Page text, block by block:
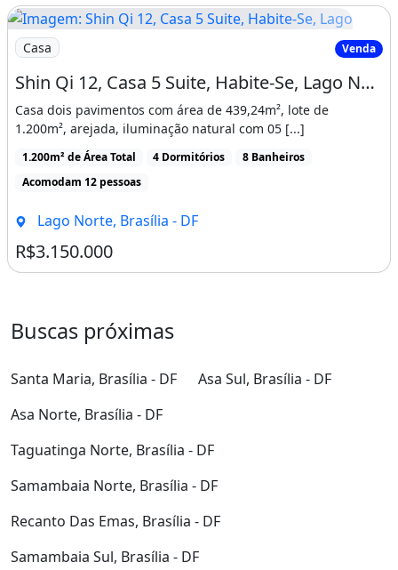
Imagem: Shin Qi 12, Casa 5 Suite, Habite-Se, Lago
Casa Venda
Shin Qi 12, Casa 5 Suite, Habite-Se, Lago Norte, Brasilia
Casa dois pavimentos com área de 439,24m², lote de
1.200m², arejada, iluminação natural com 05 [...]
1.200m² de Área Total 4 Dormitórios
8 Banheiros
Acomodam 12 pessoas
Lago Norte, Brasília - DF
R$3.150.000
Buscas próximas
Santa Maria, Brasília - DF
Asa Sul, Brasília - DF
Asa Norte, Brasília - DF
Taguatinga Norte, Brasília - DF
Samambaia Norte, Brasília - DF
Recanto Das Emas, Brasília - DF
Samambaia Sul, Brasília - DF